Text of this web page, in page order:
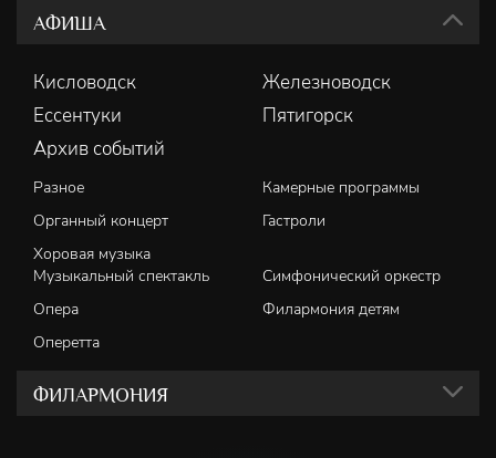
АФИША
Кисловодск
Железноводск
Ессентуки
Пятигорск
Архив событий
Разное
Камерные программы
Органный концерт
Гастроли
Хоровая музыка
Музыкальный спектакль
Симфонический оркестр
Опера
Филармония детям
Оперетта
ФИЛАРМОНИЯ